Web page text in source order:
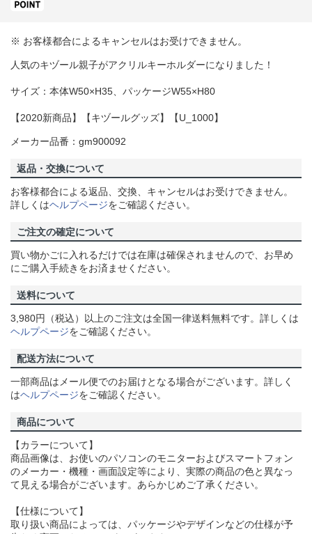
※ お客様都合によるキャンセルはお受けできません。
人気のキヅール親子がアクリルキーホルダーになりました！
サイズ：本体W50×H35、パッケージW55×H80
【2020新商品】【キヅールグッズ】【U_1000】
メーカー品番：gm900092
返品・交換について
お客様都合による返品、交換、キャンセルはお受けできません。
詳しくはヘルプページをご確認ください。
ご注文の確定について
買い物かごに入れるだけでは在庫は確保されませんので、お早め
にご購入手続きをお済ませください。
送料について
3,980円（税込）以上のご注文は全国一律送料無料です。詳しくは
ヘルプページをご確認ください。
配送方法について
一部商品はメール便でのお届けとなる場合がございます。詳しく
はヘルプページをご確認ください。
商品について
【カラーについて】
商品画像は、お使いのパソコンのモニターおよびスマートフォン
のメーカー・機種・画面設定等により、実際の商品の色と異なっ
て見える場合がございます。あらかじめご了承ください。
【仕様について】
取り扱い商品によっては、パッケージやデザインなどの仕様が予